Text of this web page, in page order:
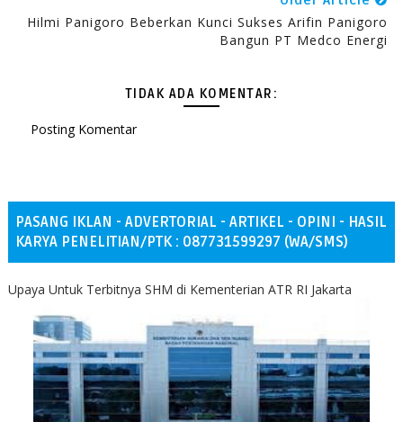
Hilmi Panigoro Beberkan Kunci Sukses Arifin Panigoro
Bangun PT Medco Energi
TIDAK ADA KOMENTAR:
Posting Komentar
PASANG IKLAN - ADVERTORIAL - ARTIKEL - OPINI - HASIL
KARYA PENELITIAN/PTK : 087731599297 (WA/SMS)
Upaya Untuk Terbitnya SHM di Kementerian ATR RI Jakarta